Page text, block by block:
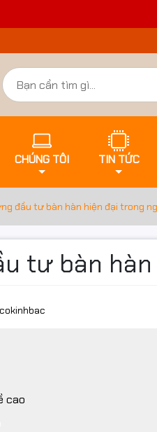
CHÚNG TÔI TIN TỨC
đầu tư bàn hàn hiện đại trong
tư bàn
cao